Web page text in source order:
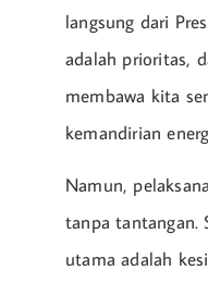
langsung dari
adalah prioritas,
membawa kita
kemandirian
Namun,
tanpa tantangan.
utama adalah